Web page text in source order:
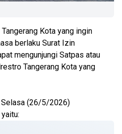
Kota yang ingin
berlaku Surat Izin
mengunjungi Satpas atau
Tangerang Kota yang
Selasa (26/5/2026)